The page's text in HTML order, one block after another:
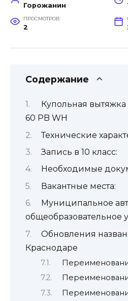
Горожанин
ПРОСМОТРОВ
2
Содержание
Купольная
60 PB WH
Технические
Запись в 10 класс:
Необходимые
Вакантные места:
Муниципальное
общеобразовательное
Обновления
Краснодаре